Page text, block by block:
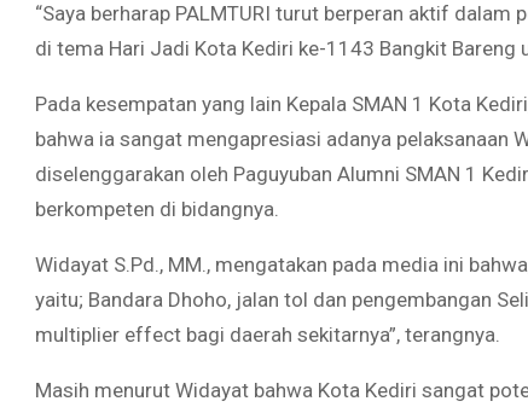
“Saya berharap PALMTURI turut berperan aktif
di tema Hari Jadi Kota Kediri ke-1143 Bangkit Bareng
Pada kesempatan yang lain Kepala SMAN 1 Kota
bahwa ia sangat mengapresiasi adanya pelaksanaan
diselenggarakan oleh Paguyuban Alumni SMAN 1
berkompeten di bidangnya.
Widayat S.Pd., MM., mengatakan pada media ini
yaitu; Bandara Dhoho, jalan tol dan pengembangan
multiplier effect bagi daerah sekitarnya”, terangnya.
Masih menurut Widayat bahwa Kota Kediri sangat